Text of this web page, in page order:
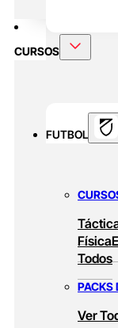
CURSOS
FUTBOL
Física
Todos
PACKS
Ver